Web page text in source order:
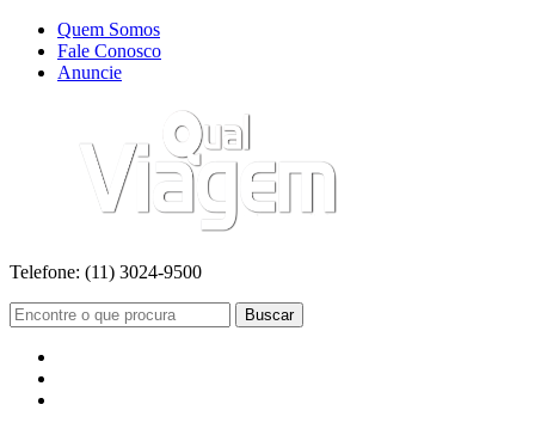
Quem Somos
Fale Conosco
Anuncie
Telefone: (11) 3024-9500
Buscar